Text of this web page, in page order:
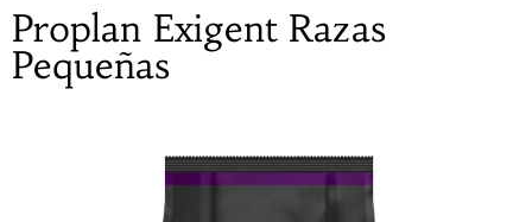
Proplan Exigent Razas
Pequeñas